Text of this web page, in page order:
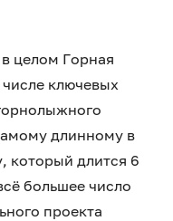
целом Горная
ключевых
длинному в
который длится 6
большее число
проекта